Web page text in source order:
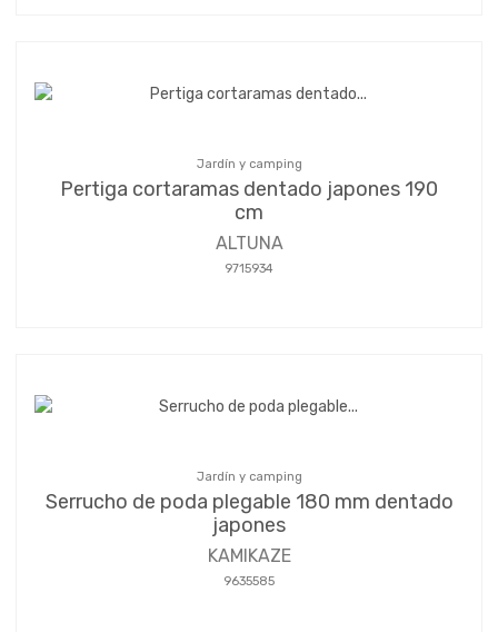
Jardín y camping
Pertiga cortaramas dentado japones 190
cm
ALTUNA
9715934
Jardín y camping
Serrucho de poda plegable 180 mm dentado
japones
KAMIKAZE
9635585